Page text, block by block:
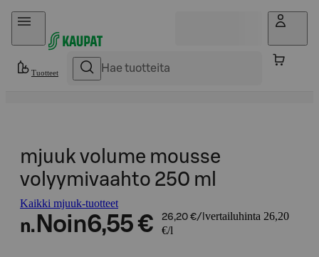
Hyppää sisältöön
Tuotteet
mjuuk volume mousse
volyymivaahto 250 ml
Kaikki mjuuk-tuotteet
n. Noin6,55 € 26,20 €/l vertailuhinta 26,20
€/l